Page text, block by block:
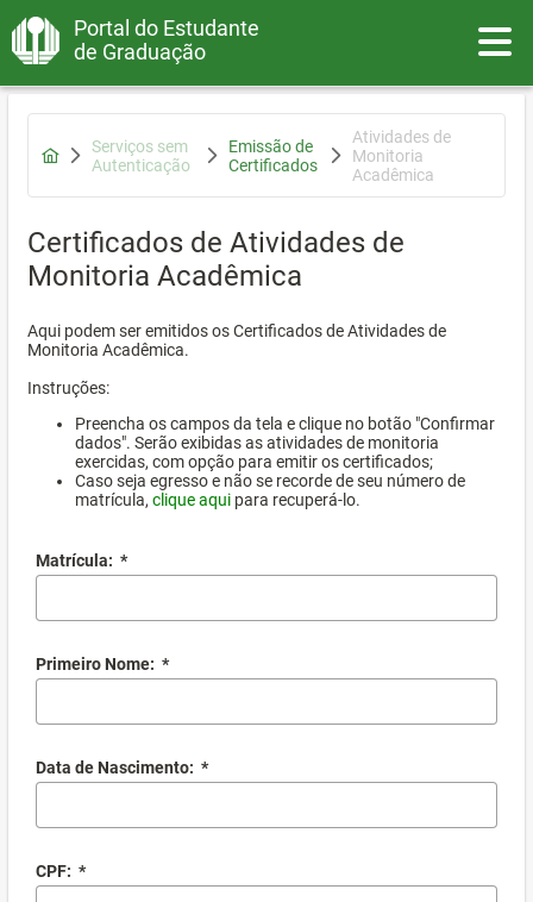
Portal do Estudante
de Graduação
Serviços sem
Autenticação
Emissão de
Certificados
Atividades de
Monitoria
Acadêmica
Certificados de Atividades de
Monitoria Acadêmica
Aqui podem ser emitidos os Certificados de Atividades de
Monitoria Acadêmica.
Instruções:
Preencha os campos da tela e clique no botão "Confirmar
dados". Serão exibidas as atividades de monitoria
exercidas, com opção para emitir os certificados;
Caso seja egresso e não se recorde de seu número de
matrícula, clique aqui para recuperá-lo.
Matrícula: *
Primeiro Nome: *
Data de Nascimento: *
CPF: *